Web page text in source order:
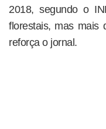
2018, segundo o
florestais, mas mais
reforça o jornal.